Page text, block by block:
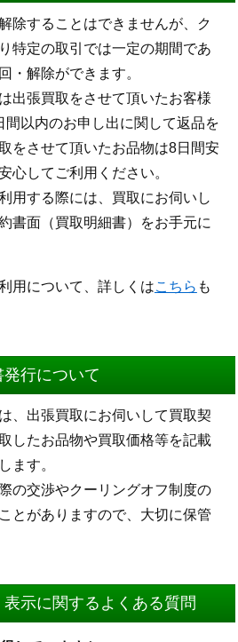
除することはできませんが、ク
特定の取引では一定の期間であ
・解除ができます。
出張買取をさせて頂いたお客様
間以内のお申し出に関して返品を
をさせて頂いたお品物は8日間安
心してご利用ください。
用する際には、買取にお伺いし
書面（買取明細書）をお手元に
用について、詳しくはこちら も
行について
、出張買取にお伺いして買取契
したお品物や買取価格等を記載
ます。
の交渉やクーリングオフ制度の
とがありますので、大切に保管
示に関するよくある質問